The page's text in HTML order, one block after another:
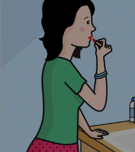
Leer más